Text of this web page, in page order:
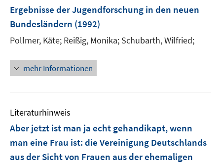
s
t
e
ö
n
F
s
ö
n
n
Ergebnisse der Jugendforschung in den neuen
Bundesländern (1992)
Pollmer, Käte; Reißig, Monika; Schubarth, Wilfried;
mehr Informationen
Literaturhinweis
Aber jetzt ist man ja echt gehandikapt, wenn
man eine Frau ist: die Vereinigung Deutschlands
aus der Sicht von Frauen aus der ehemaligen